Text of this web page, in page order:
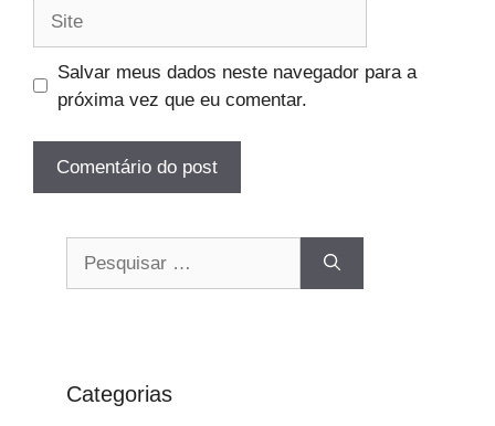
Salvar meus dados neste navegador para a
próxima vez que eu comentar.
Categorias